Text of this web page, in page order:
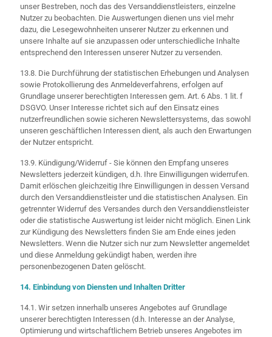
unser Bestreben, noch das des Versanddienstleisters, einzelne
Nutzer zu beobachten. Die Auswertungen dienen uns viel mehr
dazu, die Lesegewohnheiten unserer Nutzer zu erkennen und
unsere Inhalte auf sie anzupassen oder unterschiedliche Inhalte
entsprechend den Interessen unserer Nutzer zu versenden.
13.8. Die Durchführung der statistischen Erhebungen und Analysen
sowie Protokollierung des Anmeldeverfahrens, erfolgen auf
Grundlage unserer berechtigten Interessen gem. Art. 6 Abs. 1 lit. f
DSGVO. Unser Interesse richtet sich auf den Einsatz eines
nutzerfreundlichen sowie sicheren Newslettersystems, das sowohl
unseren geschäftlichen Interessen dient, als auch den Erwartungen
der Nutzer entspricht.
13.9. Kündigung/Widerruf - Sie können den Empfang unseres
Newsletters jederzeit kündigen, d.h. Ihre Einwilligungen widerrufen.
Damit erlöschen gleichzeitig Ihre Einwilligungen in dessen Versand
durch den Versanddienstleister und die statistischen Analysen. Ein
getrennter Widerruf des Versandes durch den Versanddienstleister
oder die statistische Auswertung ist leider nicht möglich. Einen Link
zur Kündigung des Newsletters finden Sie am Ende eines jeden
Newsletters. Wenn die Nutzer sich nur zum Newsletter angemeldet
und diese Anmeldung gekündigt haben, werden ihre
personenbezogenen Daten gelöscht.
14. Einbindung von Diensten und Inhalten Dritter
14.1. Wir setzen innerhalb unseres Angebotes auf Grundlage
unserer berechtigten Interessen (d.h. Interesse an der Analyse,
Optimierung und wirtschaftlichem Betrieb unseres Angebotes im